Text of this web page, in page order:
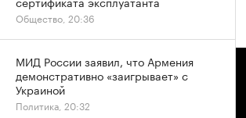
Общество, 20:36
МИД России заявил, что Армения
демонстративно «заигрывает» с
Украиной
Политика, 20:32